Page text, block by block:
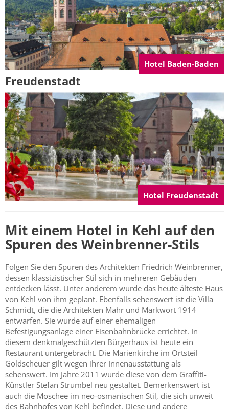
Hotel Baden-Baden
Freudenstadt
Hotel Freudenstadt
Mit einem Hotel in Kehl auf den
Spuren des Weinbrenner-Stils
Folgen Sie den Spuren des Architekten Friedrich Weinbrenner,
dessen klassizistischer Stil sich in mehreren Gebäuden
entdecken lässt. Unter anderem wurde das heute älteste Haus
von Kehl von ihm geplant. Ebenfalls sehenswert ist die Villa
Schmidt, die die Architekten Mahr und Markwort 1914
entwarfen. Sie wurde auf einer ehemaligen
Befestigungsanlage einer Eisenbahnbrücke errichtet. In
diesem denkmalgeschützten Bürgerhaus ist heute ein
Restaurant untergebracht. Die Marienkirche im Ortsteil
Goldscheuer gilt wegen ihrer Innenausstattung als
sehenswert. Im Jahre 2011 wurde diese von dem Graffiti-
Künstler Stefan Strumbel neu gestaltet. Bemerkenswert ist
auch die Moschee im neo-osmanischen Stil, die sich unweit
des Bahnhofes von Kehl befindet. Diese und andere